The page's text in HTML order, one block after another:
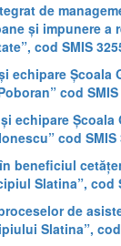
de
și impunere a
cod SMIS
echipare Școala
cod
echipare Școala
cod SMIS
beneficiul
Slatina”, cod
de
Slatina”, cod